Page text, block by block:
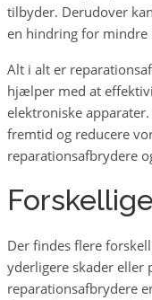
tilbyder. Derudover
en hindring for
Alt i alt er
hjælper med at
elektroniske
fremtid og reducere
reparationsafbrydere
Der findes flere
yderligere skader eller
reparationsafbrydere